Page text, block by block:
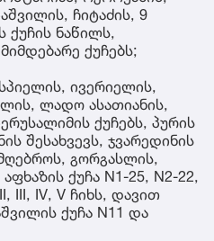
ჩიტაძის, 9
ქუჩის ნაწილს,
ქუჩებს;
ივერიელის,
ლადო ასათიანის,
ქუჩებს, პურის
შესახვევს, ჯვარედინის
გორგასლის,
ქუჩა N1-25, N2-22,
III, IV, V ჩიხს, დავით
ქუჩა N11 და